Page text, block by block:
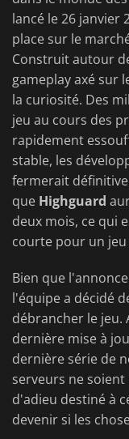
lancé le 26 janvier
place sur le
Construit autour
gameplay axé sur
la curiosité. Des
jeu au cours des
rapidement
stable, les
fermerait
que Highguard
deux mois, ce qui
courte pour un
Bien que
l'équipe a décidé
débrancher le jeu.
dernière mise à
dernière série de
serveurs ne
d'adieu destiné à
devenir si les